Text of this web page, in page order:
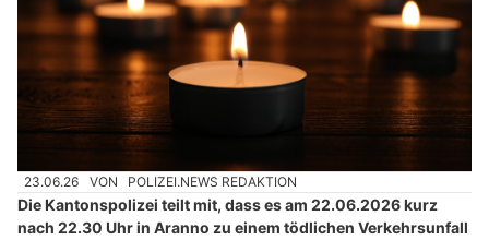
23.06.26 VON POLIZEI.NEWS REDAKTION
Die Kantonspolizei teilt mit, dass es am 22.06.2026 kurz
nach 22.30 Uhr in Aranno zu einem tödlichen Verkehrsunfall